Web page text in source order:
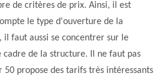
de critères de prix. Ainsi, il est
le type d'ouverture de la
il faut aussi se concentrer sur le
de la structure. Il ne faut pas
50 propose des tarifs très intéressants